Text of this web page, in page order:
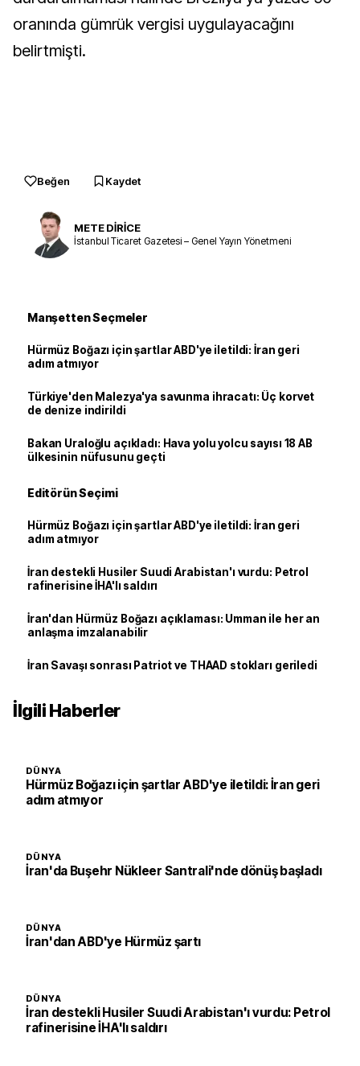
oranında gümrük vergisi uygulayacağını
belirtmişti.
Beğen Kaydet
METE DİRİCE
İstanbul Ticaret Gazetesi – Genel Yayın Yönetmeni
Manşetten Seçmeler
Hürmüz Boğazı için şartlar ABD'ye iletildi: İran geri
adım atmıyor
Türkiye'den Malezya'ya savunma ihracatı: Üç korvet
de denize indirildi
Bakan Uraloğlu açıkladı: Hava yolu yolcu sayısı 18 AB
ülkesinin nüfusunu geçti
Editörün Seçimi
Hürmüz Boğazı için şartlar ABD'ye iletildi: İran geri
adım atmıyor
İran destekli Husiler Suudi Arabistan'ı vurdu: Petrol
rafinerisine İHA'lı saldırı
İran'dan Hürmüz Boğazı açıklaması: Umman ile her an
anlaşma imzalanabilir
İran Savaşı sonrası Patriot ve THAAD stokları geriledi
İlgili Haberler
DÜNYA
Hürmüz Boğazı için şartlar ABD'ye iletildi: İran geri
adım atmıyor
DÜNYA
İran'da Buşehr Nükleer Santrali'nde dönüş başladı
DÜNYA
İran'dan ABD'ye Hürmüz şartı
DÜNYA
İran destekli Husiler Suudi Arabistan'ı vurdu: Petrol
rafinerisine İHA'lı saldırı